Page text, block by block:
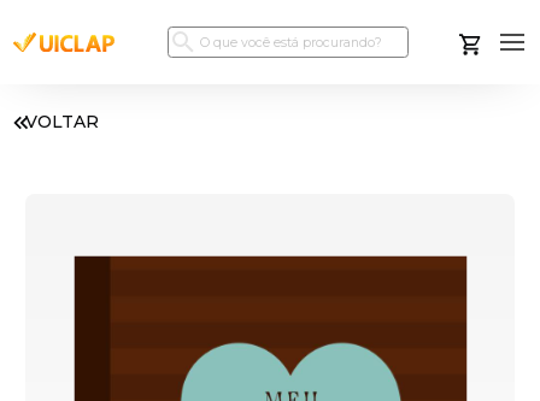
VOLTAR